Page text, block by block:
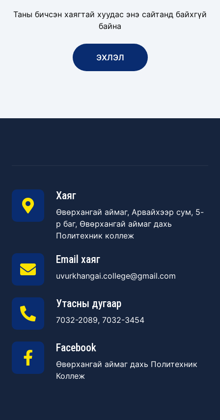
Таны бичсэн хаягтай хуудас энэ сайтанд байхгүй
байна
ЭХЛЭЛ
Хаяг
Өвөрхангай аймаг, Арвайхээр сум, 5-
р баг, Өвөрхангай аймаг дахь
Политехник коллеж
Email хаяг
uvurkhangai.college@gmail.com
Утасны дугаар
7032-2089, 7032-3454
Facebook
Өвөрхангай аймаг дахь Политехник
Коллеж